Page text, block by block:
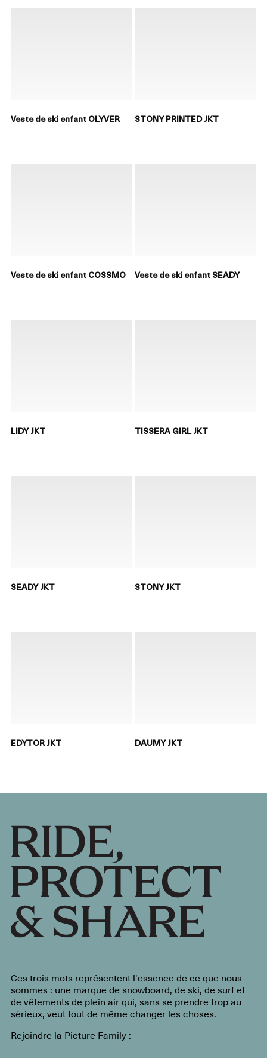
Veste de ski enfant OLYVER STONY PRINTED JKT
Veste de ski enfant COSSMO Veste de ski enfant SEADY
LIDY JKT TISSERA GIRL JKT
SEADY JKT STONY JKT
EDYTOR JKT DAUMY JKT
Ces trois mots représentent l'essence de ce que nous
sommes : une marque de snowboard, de ski, de surf et
de vêtements de plein air qui, sans se prendre trop au
sérieux, veut tout de même changer les choses.
Rejoindre la Picture Family :